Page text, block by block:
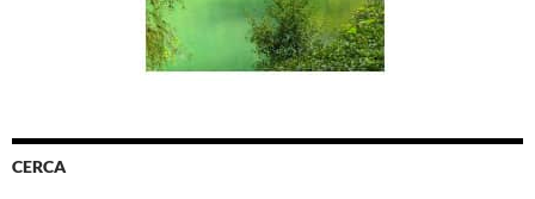
CERCA